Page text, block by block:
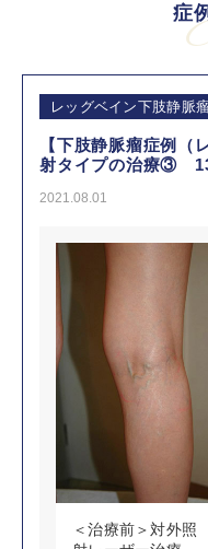
症
レッグベイン下肢静脈
【下肢静脈瘤症例
射タイプの治療③
2021.08.01
＜治療前＞対外照